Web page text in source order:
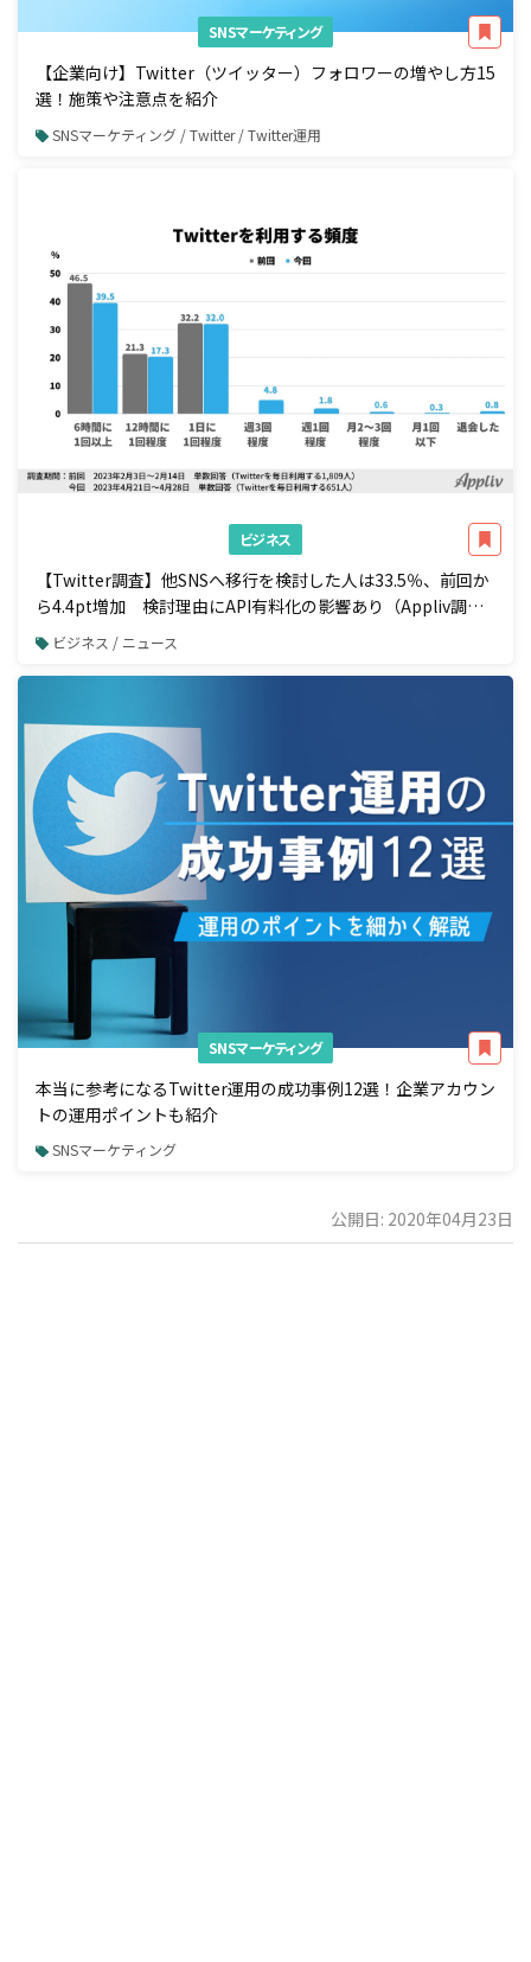
SNSマーケティング
【企業向け】Twitter（ツイッター）フォロワーの増やし方15
選！施策や注意点を紹介
SNSマーケティング / Twitter / Twitter運用
ビジネス
【Twitter調査】他SNSへ移行を検討した人は33.5％、前回か
ら4.4pt増加 検討理由にAPI有料化の影響あり（Appliv調
べ）ビジネス / ニュース
SNSマーケティング
本当に参考になるTwitter運用の成功事例12選！企業アカウン
トの運用ポイントも紹介
SNSマーケティング
公開日: 2020年04月23日